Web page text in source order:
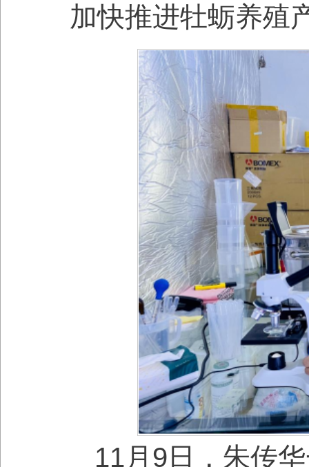
加快推进牡蛎养殖
11月9日，朱传